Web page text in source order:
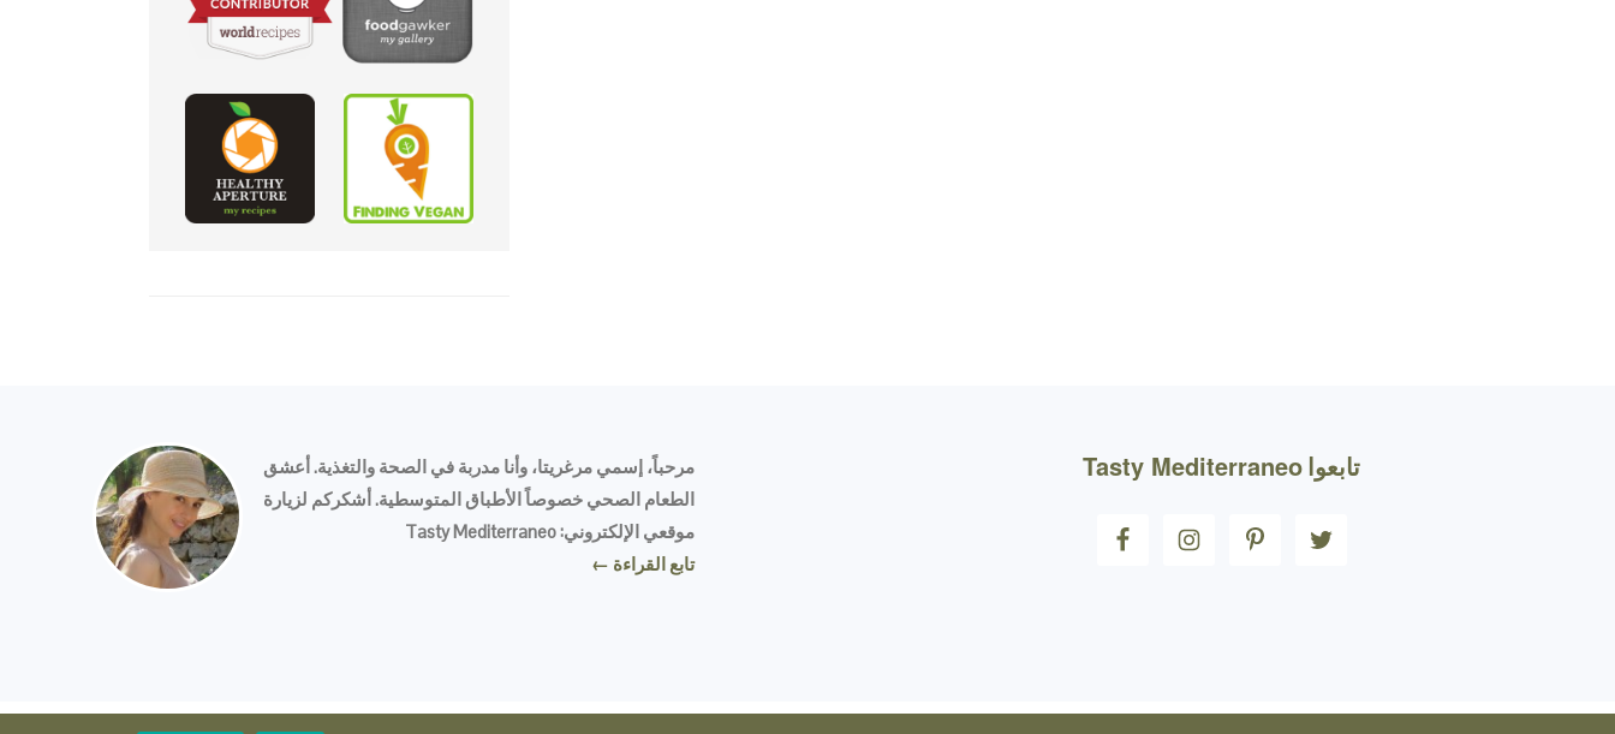
مرحباً، إسمي مرغريتا، وأنا مدربة في الصحة والتغذية. أعشق
الطعام الصحي خصوصاً الأطباق المتوسطية. أشكركم لزيارة
موقعي الإلكتروني: Tasty Mediterraneo
تابع القراءة ←
تابعوا Tasty Mediterraneo